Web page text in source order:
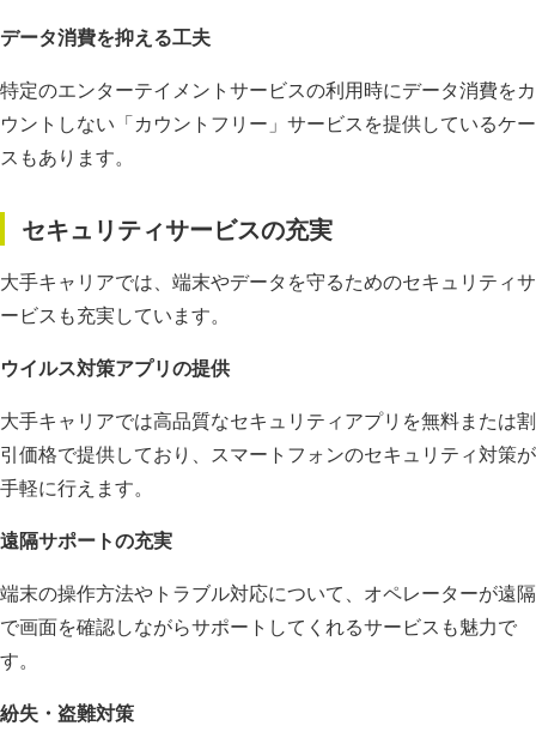
データ消費を抑える工夫
特定のエンターテイメントサービスの利用時にデータ消費をカ
ウントしない「カウントフリー」サービスを提供しているケー
スもあります。
セキュリティサービスの充実
大手キャリアでは、端末やデータを守るためのセキュリティサ
ービスも充実しています。
ウイルス対策アプリの提供
大手キャリアでは高品質なセキュリティアプリを無料または割
引価格で提供しており、スマートフォンのセキュリティ対策が
手軽に行えます。
遠隔サポートの充実
端末の操作方法やトラブル対応について、オペレーターが遠隔
で画面を確認しながらサポートしてくれるサービスも魅力で
す。
紛失・盗難対策